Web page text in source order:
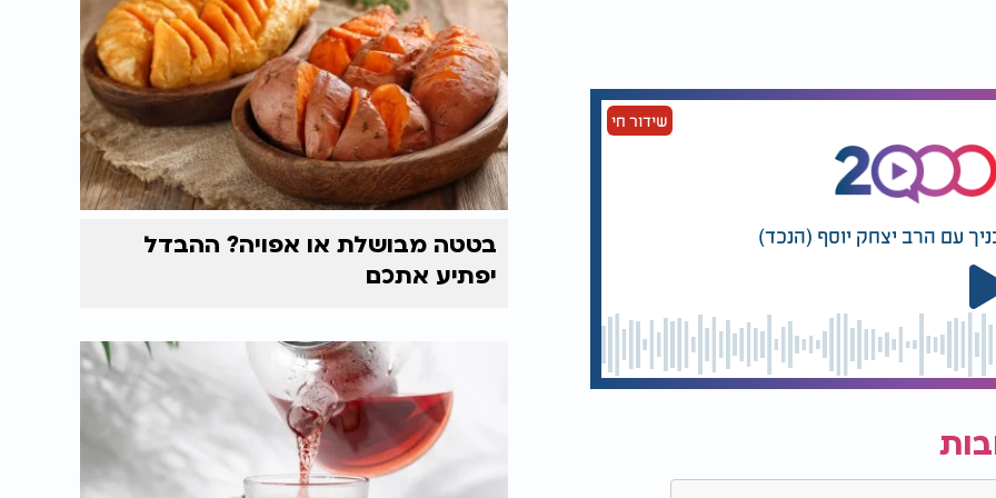
שידור חי
עם הרב יצחק יוסף (הנכד)
בטטה מבושלת או אפויה? ההבדל
יפתיע אתכם